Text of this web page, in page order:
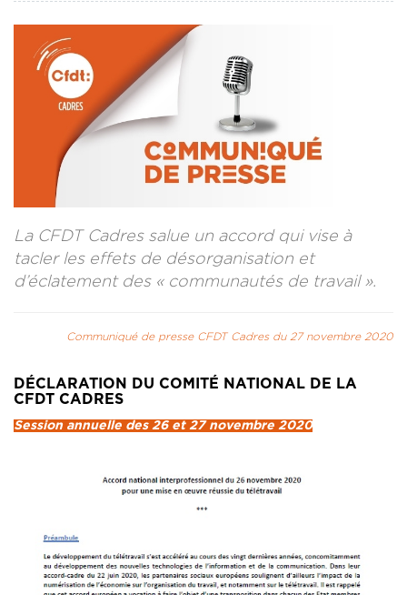
LA REVUE CADRES
LE CREFAC
L’OBSERVATOIRE DES CADRES
La CFDT Cadres salue un accord qui vise à
tacler les effets de désorganisation et
d’éclatement des « communautés de travail ».
Communiqué de presse CFDT Cadres du 27 novembre 2020
DÉCLARATION DU COMITÉ NATIONAL DE LA
CFDT CADRES
Session annuelle des 26 et 27 novembre 2020